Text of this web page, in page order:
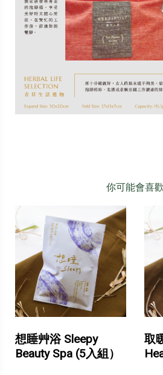
你可能會喜
想睡艸浴 Sleepy
Beauty Spa (5入組）
取